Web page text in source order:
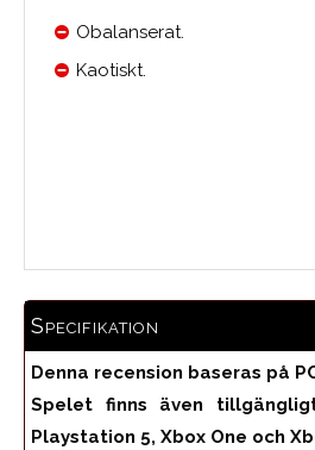
Obalanserat.
Kaotiskt.
Specifikation
Denna recension baseras på
Spelet finns även
Playstation 5, Xbox One och